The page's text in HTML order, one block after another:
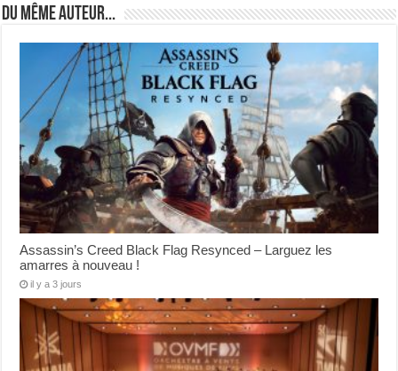
Du même auteur...
Assassin’s Creed Black Flag Resynced – Larguez les
amarres à nouveau !
il y a 3 jours